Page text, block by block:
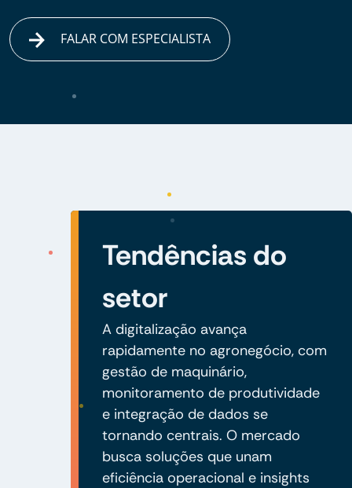
FALAR COM ESPECIALISTA
Tendências do
setor
A digitalização avança
rapidamente no agronegócio, com
gestão de maquinário,
monitoramento de produtividade
e integração de dados se
tornando centrais. O mercado
busca soluções que unam
eficiência operacional e insights